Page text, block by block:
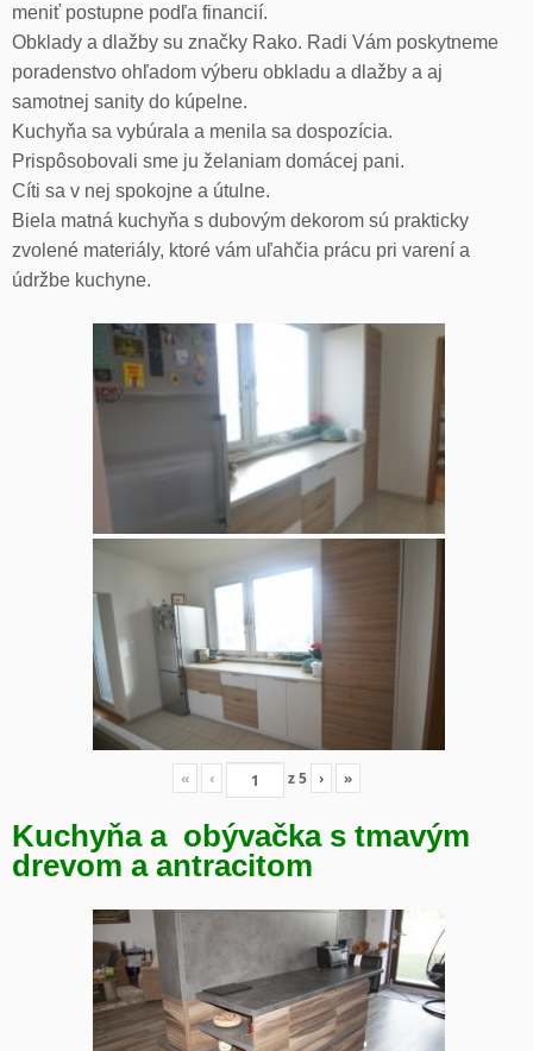
meniť postupne podľa financií.
Obklady a dlažby su značky Rako. Radi Vám poskytneme
poradenstvo ohľadom výberu obkladu a dlažby a aj
samotnej sanity do kúpelne.
Kuchyňa sa vybúrala a menila sa dospozícia.
Prispôsobovali sme ju želaniam domácej pani.
Cíti sa v nej spokojne a útulne.
Biela matná kuchyňa s dubovým dekorom sú prakticky
zvolené materiály, ktoré vám uľahčia prácu pri varení a
údržbe kuchyne.
« ‹ z5 › »
Kuchyňa a obývačka s tmavým
drevom a antracitom